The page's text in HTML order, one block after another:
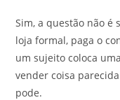
Sim, a questão não é
loja formal, paga o
um sujeito coloca
vender coisa
pode.